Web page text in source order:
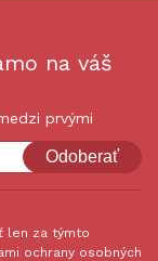
na váš
prvými
Odoberať
len za týmto
ochrany osobných